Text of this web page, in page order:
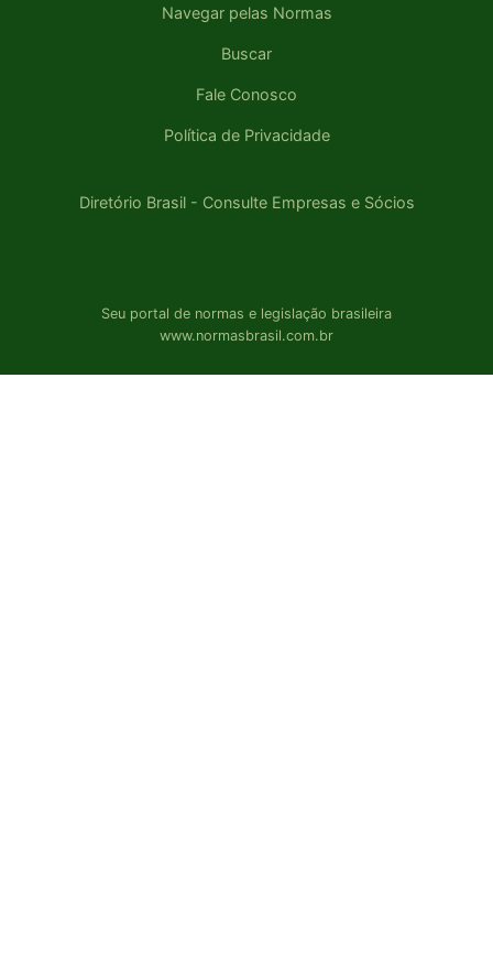
Navegar pelas Normas
Buscar
Fale Conosco
Política de Privacidade
Diretório Brasil - Consulte Empresas e Sócios
Seu portal de normas e legislação brasileira
www.normasbrasil.com.br